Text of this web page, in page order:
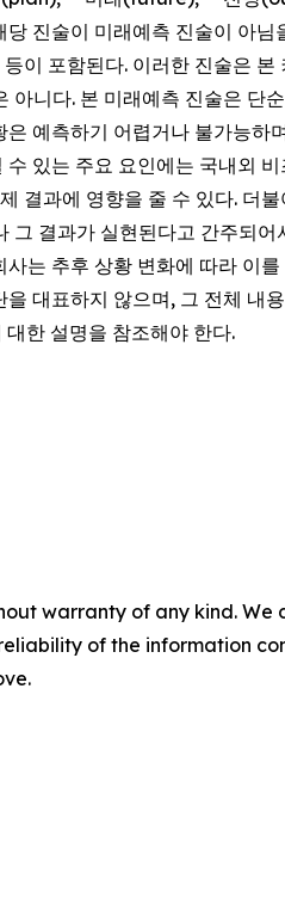
진술이 미래예측 진술이 아
이 포함된다. 이러한 진술은
니다. 본 미래예측 진술은 단
예측하기 어렵거나 불가능
있는 주요 요인에는 국내외
결과에 영향을 줄 수 있다. 더
결과가 실현된다고 간주되
는 추후 상황 변화에 따라 이
대표하지 않으며, 그 전체
한 설명을 참조해야 한다.
warranty of any kind.
of the information